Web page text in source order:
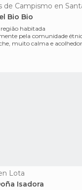
Bio Bio
habitada
pela comunidade
muito calma e
Lota
Isadora